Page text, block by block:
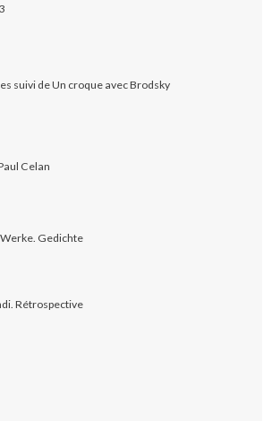
suivi de Un croque avec Brodsky
Celan
Gedichte
Rétrospective